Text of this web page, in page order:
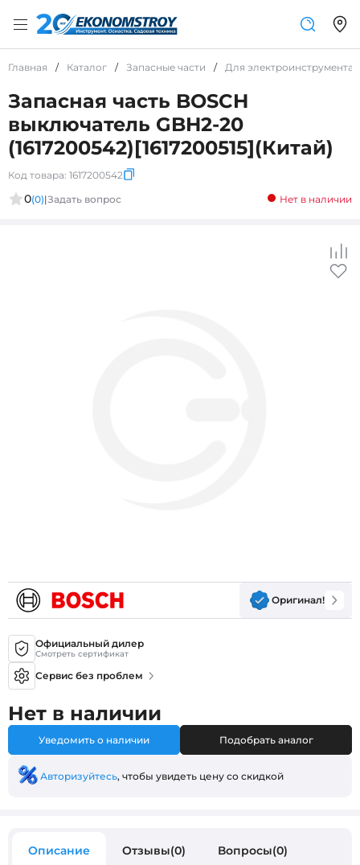
Главная / Каталог / Запасные части / Для электроинструмента
Запасная часть BOSCH
выключатель GBH2-20
(1617200542)[1617200515](Китай)
Код товара: 1617200542
0(0)|Задать вопрос Нет в наличии
Оригинал!
Официальный дилер
Смотреть сертификат
Сервис без проблем
Нет в наличии
Уведомить о наличии Подобрать аналог
Авторизуйтесь, чтобы увидеть цену со скидкой
Описание Отзывы(0) Вопросы(0)